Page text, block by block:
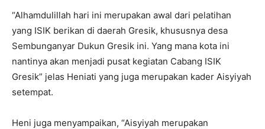
“Alhamdulillah hari ini merupakan awal dari pelatihan
yang ISIK berikan di daerah Gresik, khususnya desa
Sembunganyar Dukun Gresik ini. Yang mana kota ini
nantinya akan menjadi pusat kegiatan Cabang ISIK
Gresik” jelas Heniati yang juga merupakan kader Aisyiyah
setempat.
Heni juga menyampaikan, “Aisyiyah merupakan